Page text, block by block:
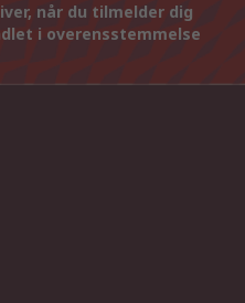
når du tilmelder dig
i overensstemmelse